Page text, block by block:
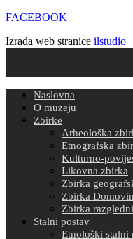
FACEBOOK
Izrada web stranice ilstudio
Naslovna
O muzeju
Zbirke
Arheološka
Etnografska
Kulturno-
Likovna zbirka
Zbirka
Zbirka
Zbirka
Stalni postav
Etnološki stalni